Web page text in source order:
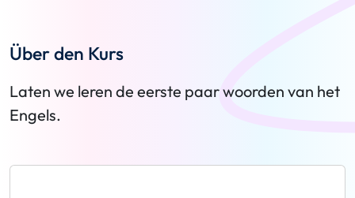
Über den Kurs
Laten we leren de eerste paar woorden van het
Engels.